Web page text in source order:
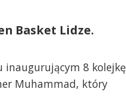
Basket Lidze.
inaugurującym 8 kolejkę
Muhammad, który